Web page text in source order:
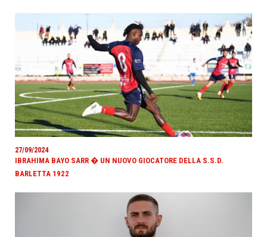
27/09/2024
IBRAHIMA BAYO SARR � UN NUOVO GIOCATORE DELLA S.S.D.
BARLETTA 1922